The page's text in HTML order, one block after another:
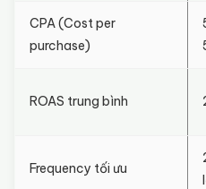
CPA (Cost per
purchase)
ROAS trung bình
Frequency tối ưu